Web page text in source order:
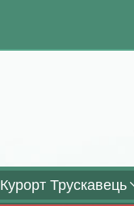
Курорт Трускавець